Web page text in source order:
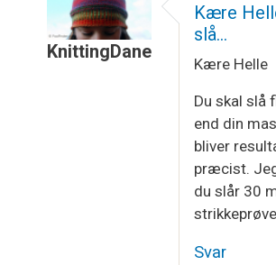
KnittingDane
Strikkeprøve af
Kære
slå…
Kære Helle
Du skal slå
end din
bliver
præcist.
du slår 30
Svar